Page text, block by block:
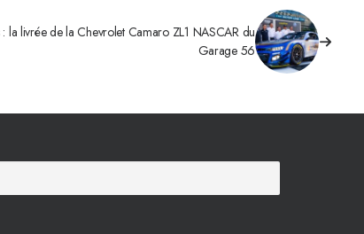
la livrée de la Chevrolet Camaro ZL1 NASCAR du
Garage 56